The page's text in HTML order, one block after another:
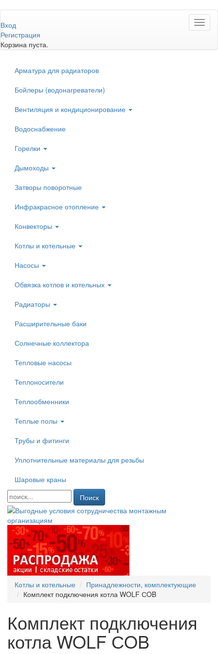
к
основному
содержанию
Вход
Регистрация
Корзина пуста.
Арматура для радиаторов
Бойлеры (водонагреватели)
Вентиляция и кондиционирование
Водоснабжение
Горелки
Дымоходы
Затворы поворотные
Инфракрасное отопление
Конвекторы
Котлы и котельные
Насосы
Обвязка котлов и котельных
Радиаторы
Расширительные баки
Солнечные коллектора
Тепловые насосы
Теплоносители
Теплообменники
Теплые полы
Трубы и фитинги
Уплотнительные материалы для резьбы
Шаровые краны
Поиск
Котлы и котельные
Принадлежности, комплектующие
Комплект подключения котла WOLF СOB
Комплект подключения
котла WOLF СOB